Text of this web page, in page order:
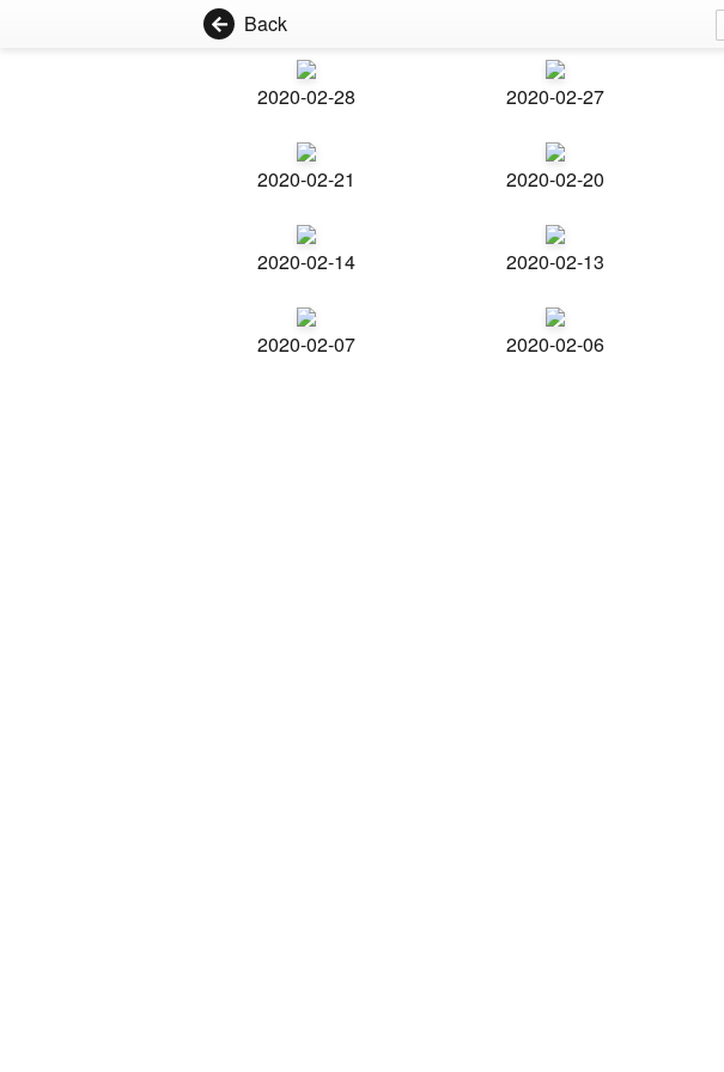
Back
2020-02-28 2020-02-27
2020-02-21 2020-02-20
2020-02-14 2020-02-13
2020-02-07 2020-02-06